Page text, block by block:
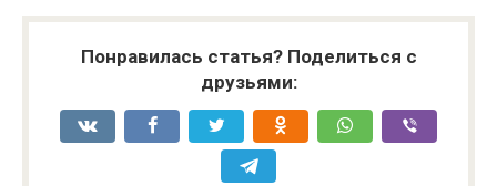
Понравилась статья? Поделиться с
друзьями: